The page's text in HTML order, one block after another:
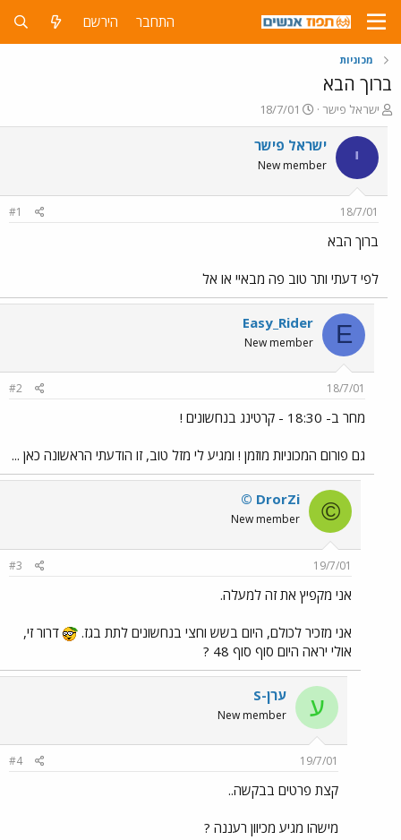
התחבר הירשם
מכוניות
ברוך הבא
פ
ו
ת
ח
ה
ש
א
ישראל פישר
פ
ו
ר
ם
18/7/01
י ישראל פישר
New member
18/7/01
#1
ברוך הבא
לפי דעתי ותר טוב פה מבאיי או אל
E
Easy_Rider
New member
18/7/01
#2
מחר ב- 18:30 - קרטינג בנחשונים !
גם פורום המכוניות מוזמן ! ומגיע לי מזל טוב, זו הודעתי הראשונה כאן ...
©
© DrorZi
New member
19/7/01
#3
אני מקפיץ את זה למעלה.
אני מזכיר לכולם, היום בשש וחצי בנחשונים לתת בגז.
דרור זי,
אולי יראה היום סוף סוף 48 ?
ע ערן-S
New member
19/7/01
#4
קצת פרטים בבקשה..
מישהו מגיע מכיוון רעננה ?